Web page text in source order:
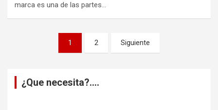
marca es una de las partes…
1 2 Siguiente
¿Que necesita?….